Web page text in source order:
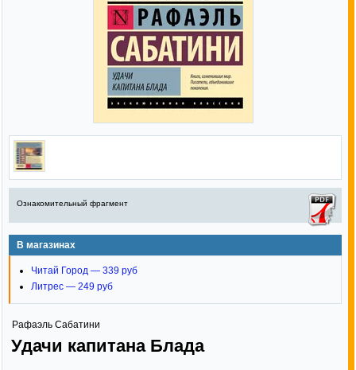
Ознакомительный фрагмент
В магазинах
Читай Город — 339 руб
Литрес — 249 руб
Рафаэль Сабатини
Удачи капитана Блада